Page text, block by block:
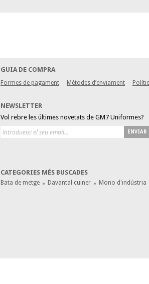
GUIA DE COMPRA
Formes de pagament Mètodes d’enviament
NEWSLETTER
Vol rebre les últimes novetats de GM7 Uniformes?
ENVIAR
CATEGORIES MÉS BUSCADES
Bata de metge Davantal cuiner Mono d'indústria